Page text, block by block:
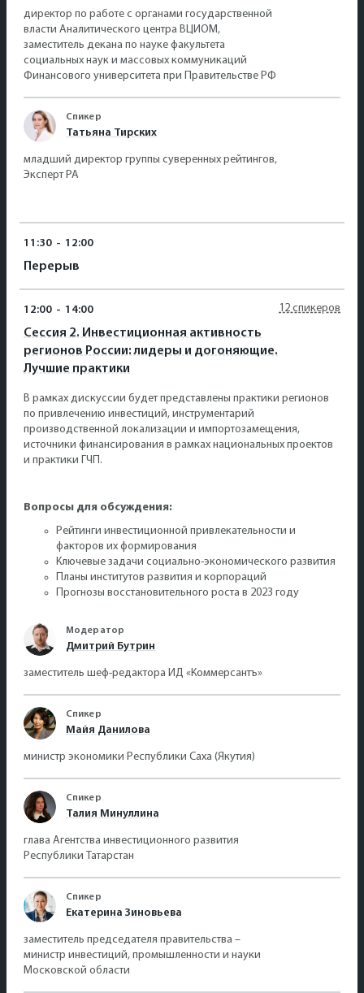
директор по работе с органами государственной
власти Аналитического центра ВЦИОМ,
заместитель декана по науке факультета
социальных наук и массовых коммуникаций
Финансового университета при Правительстве РФ
Спикер
Татьяна Тирских
младший директор группы суверенных рейтингов,
Эксперт РА
11:30 - 12:00
Перерыв
12:00 - 14:00
Сессия 2. Инвестиционная активность
регионов России: лидеры и догоняющие.
Лучшие практики
12 спикеров
В рамках дискуссии будет представлены практики регионов
по привлечению инвестиций, инструментарий
производственной локализации и импортозамещения,
источники финансирования в рамках национальных проектов
и практики ГЧП.
Вопросы для обсуждения:
Рейтинги инвестиционной привлекательности и
факторов их формирования
Ключевые задачи социально-экономического развития
Планы институтов развития и корпораций
Прогнозы восстановительного роста в 2023 году
Модератор
Дмитрий Бутрин
заместитель шеф-редактора ИД «Коммерсантъ»
Спикер
Майя Данилова
министр экономики Республики Саха (Якутия)
Спикер
Талия Минуллина
глава Агентства инвестиционного развития
Республики Татарстан
Спикер
Екатерина Зиновьева
заместитель председателя правительства –
министр инвестиций, промышленности и науки
Московской области